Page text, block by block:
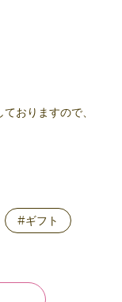
おりますので、
#ギフト